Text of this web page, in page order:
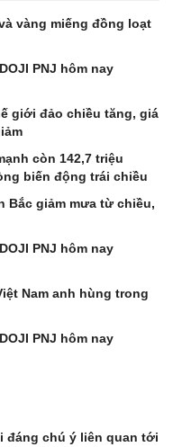
vàng miếng đồng loạt
PNJ hôm nay
giới đảo chiều tăng, giá
còn 142,7 triệu
biến động trái chiều
Bắc giảm mưa từ chiều,
PNJ hôm nay
Nam anh hùng trong
PNJ hôm nay
đáng chú ý liên quan tới